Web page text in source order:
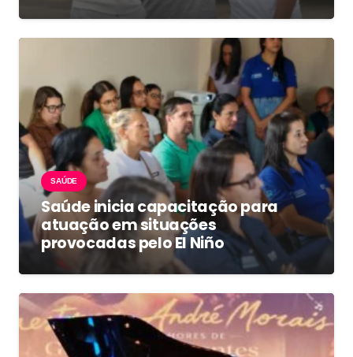
SAÚDE
Saúde inicia capacitação para
atuação em situações
provocadas pelo El Niño